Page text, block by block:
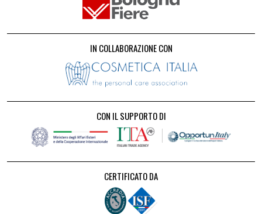
IN COLLABORAZIONE CON
CON IL SUPPORTO DI
CERTIFICATO DA